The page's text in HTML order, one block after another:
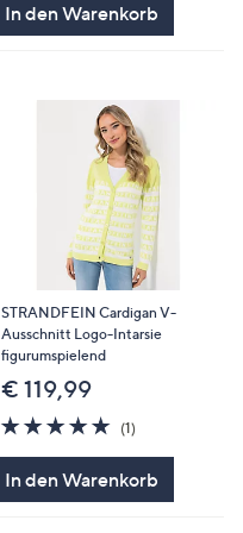
In den Warenkorb
STRANDFEIN Cardigan V-
Ausschnitt Logo-Intarsie
figurumspielend
€ 119,99
5.0
von
(1)1
In den Warenkorb